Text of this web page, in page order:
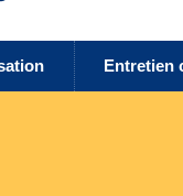
Entretien